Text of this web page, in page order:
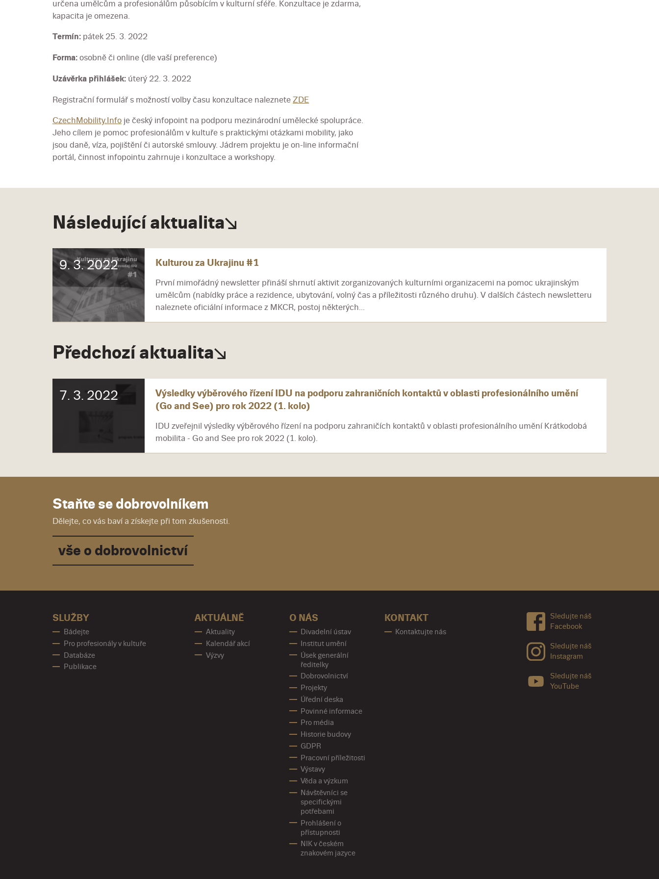
určena umělcům a profesionálům působícím v kulturní sféře. Konzultace je zdarma,
kapacita je omezena.
Termín: pátek 25. 3. 2022
Forma: osobně či online (dle vaší preference)
Uzávěrka přihlášek: úterý 22. 3. 2022
Registrační formulář s možností volby času konzultace naleznete ZDE
CzechMobility.Info je český infopoint na podporu mezinárodní umělecké spolupráce.
Jeho cílem je pomoc profesionálům v kultuře s praktickými otázkami mobility, jako
jsou daně, víza, pojištění či autorské smlouvy. Jádrem projektu je on-line informační
portál, činnost infopointu zahrnuje i konzultace a workshopy.
Následující aktualita
9. 3. 2022 Kulturou za Ukrajinu #1
První mimořádný newsletter přináší shrnutí aktivit zorganizovaných kulturními organizacemi na pomoc ukrajinským
umělcům (nabídky práce a rezidence, ubytování, volný čas a příležitosti různého druhu). V dalších částech newsletteru
naleznete oficiální informace z MKCR, postoj některých...
Předchozí aktualita
7. 3. 2022
Výsledky výběrového řízení IDU na podporu zahraničních kontaktů v oblasti profesionálního umění
(Go and See) pro rok 2022 (1. kolo)
IDU zveřejnil výsledky výběrového řízení na podporu zahraničích kontaktů v oblasti profesionálního umění Krátkodobá
mobilita - Go and See pro rok 2022 (1. kolo).
Staňte se dobrovolníkem
Dělejte, co vás baví a získejte při tom zkušenosti.
vše o dobrovolnictví
SLUŽBY
Bádejte
Pro profesionály v kultuře
Databáze
Publikace
AKTUÁLNĚ
Aktuality
Kalendář akcí
Výzvy
O NÁS
Divadelní ústav
Institut umění
Úsek generální
ředitelky
Dobrovolnictví
Projekty
Úřední deska
Povinné informace
Pro média
Historie budovy
GDPR
Pracovní příležitosti
Výstavy
Věda a výzkum
Návštěvníci se
specifickými
potřebami
Prohlášení o
přístupnosti
NIK v českém
znakovém jazyce
KONTAKT
Kontaktujte nás
Sledujte náš
Facebook
Sledujte náš
Instagram
Sledujte náš
YouTube